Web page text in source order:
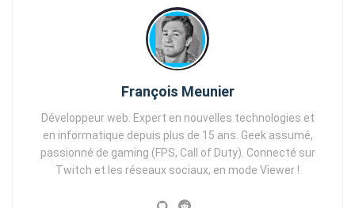
François Meunier
Développeur web. Expert en nouvelles technologies et
en informatique depuis plus de 15 ans. Geek assumé,
passionné de gaming (FPS, Call of Duty). Connecté sur
Twitch et les réseaux sociaux, en mode Viewer !